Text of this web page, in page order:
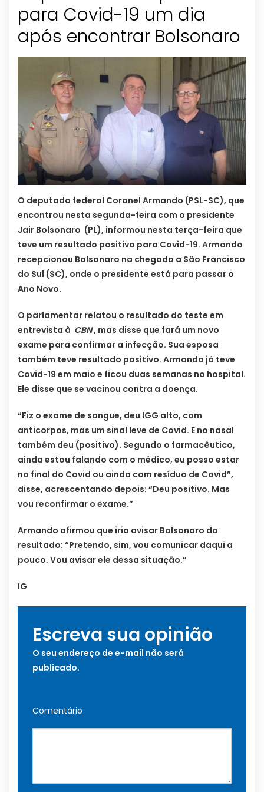
para Covid-19 um dia
após encontrar Bolsonaro
O deputado federal Coronel Armando (PSL-SC), que
encontrou nesta segunda-feira com o presidente
Jair Bolsonaro (PL), informou nesta terça-feira que
teve um resultado positivo para Covid-19. Armando
recepcionou Bolsonaro na chegada a São Francisco
do Sul (SC), onde o presidente está para passar o
Ano Novo.
O parlamentar relatou o resultado do teste em
entrevista à CBN, mas disse que fará um novo
exame para confirmar a infecção. Sua esposa
também teve resultado positivo. Armando já teve
Covid-19 em maio e ficou duas semanas no hospital.
Ele disse que se vacinou contra a doença.
“Fiz o exame de sangue, deu IGG alto, com
anticorpos, mas um sinal leve de Covid. E no nasal
também deu (positivo). Segundo o farmacêutico,
ainda estou falando com o médico, eu posso estar
no final do Covid ou ainda com resíduo de Covid”,
disse, acrescentando depois: “Deu positivo. Mas
vou reconfirmar o exame.”
Armando afirmou que iria avisar Bolsonaro do
resultado: “Pretendo, sim, vou comunicar daqui a
pouco. Vou avisar ele dessa situação.”
IG
Escreva sua opinião
O seu endereço de e-mail não será
publicado.
Comentário